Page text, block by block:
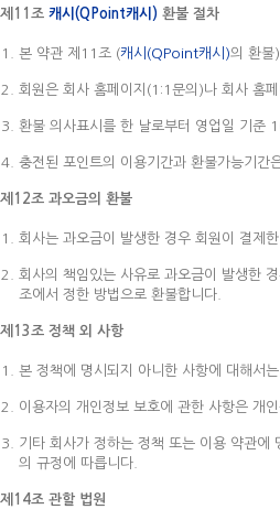
제11조 캐시(QPoint캐시) 환불 절차
본 약관 제11조 (캐시(QPoint캐시)의 환불
회원은 회사 홈페이지(1:1문의)나 회사 홈
환불 의사표시를 한 날로부터 영업일 기준
충전된 포인트의 이용기간과 환불가능기간
제12조 과오금의 환불
회사는 과오금이 발생한 경우 회원이 결제
회사의 책임있는 사유로 과오금이 발생한
조에서 정한 방법으로 환불합니다.
제13조 정책 외 사항
본 정책에 명시되지 아니한 사항에 대해서
이용자의 개인정보 보호에 관한 사항은 개
기타 회사가 정하는 정책 또는 이용 약관에
의 규정에 따릅니다.
제14조 관할 법원